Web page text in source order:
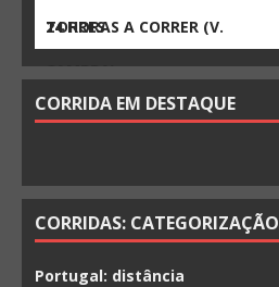
TORRES
24 HORAS A CORRER (V.
CAMBRA)
CORRIDA EM DESTAQUE
CORRIDAS: CATEGORIZAÇÃO
Portugal: distância